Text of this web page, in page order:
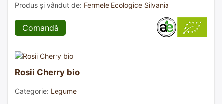
Produs și vândut de: Fermele Ecologice Silvania
Comandă
Rosii Cherry bio
Categorie: Legume